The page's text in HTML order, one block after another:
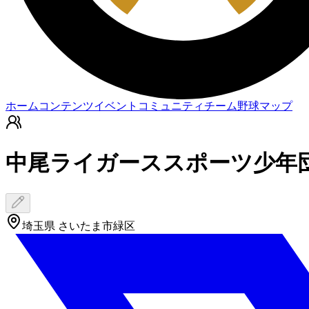
ホーム コンテンツイベント コミュニティチーム野球マップ
中尾ライガーススポーツ少年
埼玉県 さいたま市緑区